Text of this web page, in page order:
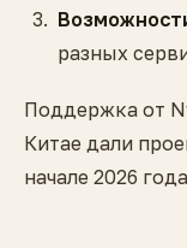
разных
Поддержка от
Китае дали
начале 2026